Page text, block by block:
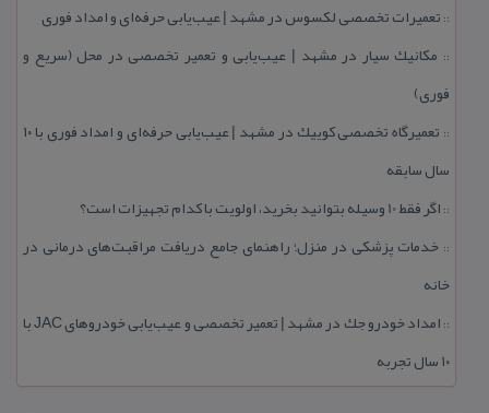
:: تعمیرات تخصصی لكسوس در مشهد | عیب‌یابی حرفه‌ای و امداد فوری
:: مكانیك سیار در مشهد | عیب‌یابی و تعمیر تخصصی در محل (سریع و
فوری)
::
تعمیرگاه تخصصی كوییك در مشهد | عیب‌یابی حرفه‌ای و امداد فوری با ۱۰
سال سابقه
:: اگر فقط 10 وسیله بتوانید بخرید، اولویت با كدام تجهیزات است؟
:: خدمات پزشكی در منزل؛ راهنمای جامع دریافت مراقبت‌های درمانی در
خانه
::
امداد خودرو جك در مشهد | تعمیر تخصصی و عیب‌یابی خودروهای JAC با
۱۰ سال تجربه